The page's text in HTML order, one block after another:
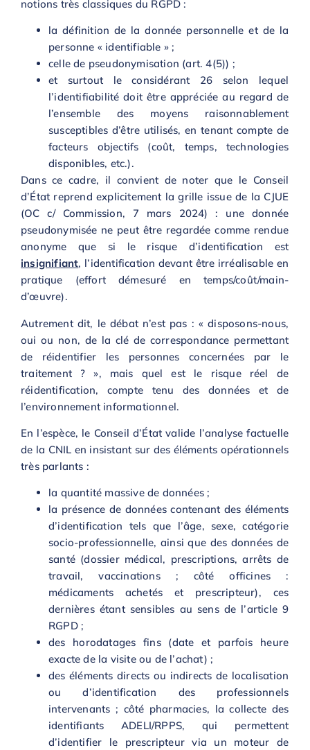
notions très classiques du RGPD :
la définition de la donnée personnelle et de la
personne « identifiable » ;
celle de pseudonymisation (art. 4(5)) ;
et surtout le considérant 26 selon lequel
l’identifiabilité doit être appréciée au regard de
l’ensemble des moyens raisonnablement
susceptibles d’être utilisés, en tenant compte de
facteurs objectifs (coût, temps, technologies
disponibles, etc.).
Dans ce cadre, il convient de noter que le Conseil
d’État reprend explicitement la grille issue de la CJUE
(OC c/ Commission, 7 mars 2024) : une donnée
pseudonymisée ne peut être regardée comme rendue
anonyme que si le risque d’identification est
insignifiant, l’identification devant être irréalisable en
pratique (effort démesuré en temps/coût/main-
d’œuvre).
Autrement dit, le débat n’est pas : « disposons-nous,
oui ou non, de la clé de correspondance permettant
de réidentifier les personnes concernées par le
traitement ? », mais quel est le risque réel de
réidentification, compte tenu des données et de
l’environnement informationnel.
En l’espèce, le Conseil d’État valide l’analyse factuelle
de la CNIL en insistant sur des éléments opérationnels
très parlants :
la quantité massive de données ;
la présence de données contenant des éléments
d’identification tels que l’âge, sexe, catégorie
socio-professionnelle, ainsi que des données de
santé (dossier médical, prescriptions, arrêts de
travail, vaccinations ; côté officines :
médicaments achetés et prescripteur), ces
dernières étant sensibles au sens de l’article 9
RGPD ;
des horodatages fins (date et parfois heure
exacte de la visite ou de l’achat) ;
des éléments directs ou indirects de localisation
ou d’identification des professionnels
intervenants ; côté pharmacies, la collecte des
identifiants ADELI/RPPS, qui permettent
d’identifier le prescripteur via un moteur de